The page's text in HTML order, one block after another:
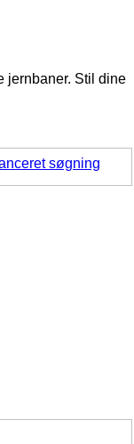
jernbaner. Stil dine
søgning